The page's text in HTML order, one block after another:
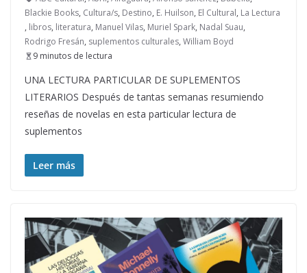
Blackie Books, Cultura/s, Destino, E. Huilson, El Cultural, La Lectura
, libros, literatura, Manuel Vilas, Muriel Spark, Nadal Suau,
Rodrigo Fresán, suplementos culturales, William Boyd
9 minutos de lectura
UNA LECTURA PARTICULAR DE SUPLEMENTOS
LITERARIOS Después de tantas semanas resumiendo
reseñas de novelas en esta particular lectura de
suplementos
Leer más